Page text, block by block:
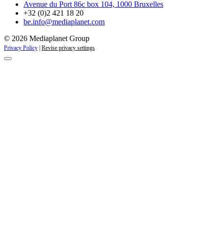
Avenue du Port 86c box 104, 1000 Bruxelles
+32 (0)2 421 18 20
be.info@mediaplanet.com
© 2026 Mediaplanet Group
Privacy Policy | Revise privacy settings